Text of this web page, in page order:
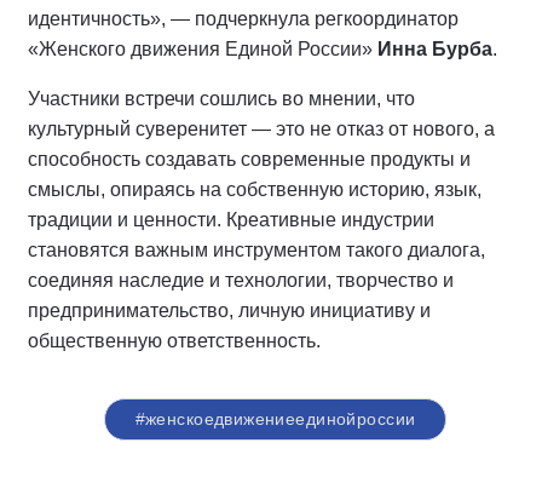
идентичность», — подчеркнула регкоординатор
«Женского движения Единой России» Инна Бурба.
Участники встречи сошлись во мнении, что
культурный суверенитет — это не отказ от нового, а
способность создавать современные продукты и
смыслы, опираясь на собственную историю, язык,
традиции и ценности. Креативные индустрии
становятся важным инструментом такого диалога,
соединяя наследие и технологии, творчество и
предпринимательство, личную инициативу и
общественную ответственность.
#женскоедвижениеединойроссии